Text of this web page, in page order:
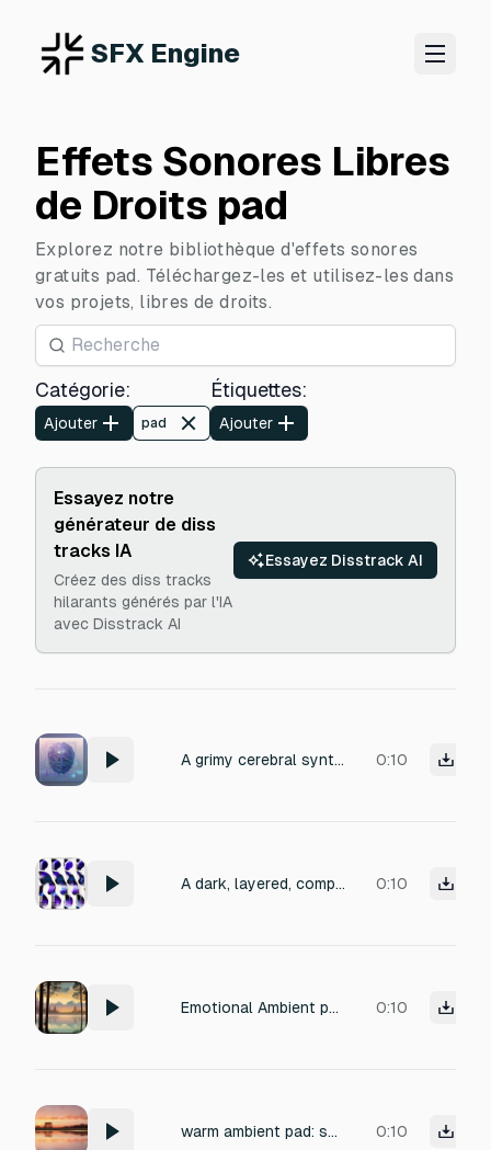
SFX Engine
Effets Sonores Libres
de Droits pad
Explorez notre bibliothèque d'effets sonores
gratuits pad. Téléchargez-les et utilisez-les dans
vos projets, libres de droits.
Catégorie:
Ajouter pad
Étiquettes:
Ajouter
Essayez notre
générateur de diss
tracks IA
Créez des diss tracks
hilarants générés par l'IA
avec Disstrack AI
Essayez Disstrack AI
A grimy cerebral synth pad tuned to c 0:10
A dark, layered, complex, visceral synth pad, tuned to c and maintained for 10 seconds 0:10
Emotional Ambient pad 0:10
warm ambient pad: soft low tones, gentle airy shimmer, smooth and comforting. No high frequencies, no sharp peaks, no bright chimes. Calm, welcoming, and easy on the ears 0:10